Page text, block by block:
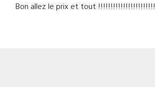
Bon allez le prix et tout !!!!!!!!!!!!!!!!!!!!!!!